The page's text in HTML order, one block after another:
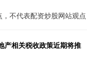
不代表配资炒股网站观点
产相关税收政策近期将推